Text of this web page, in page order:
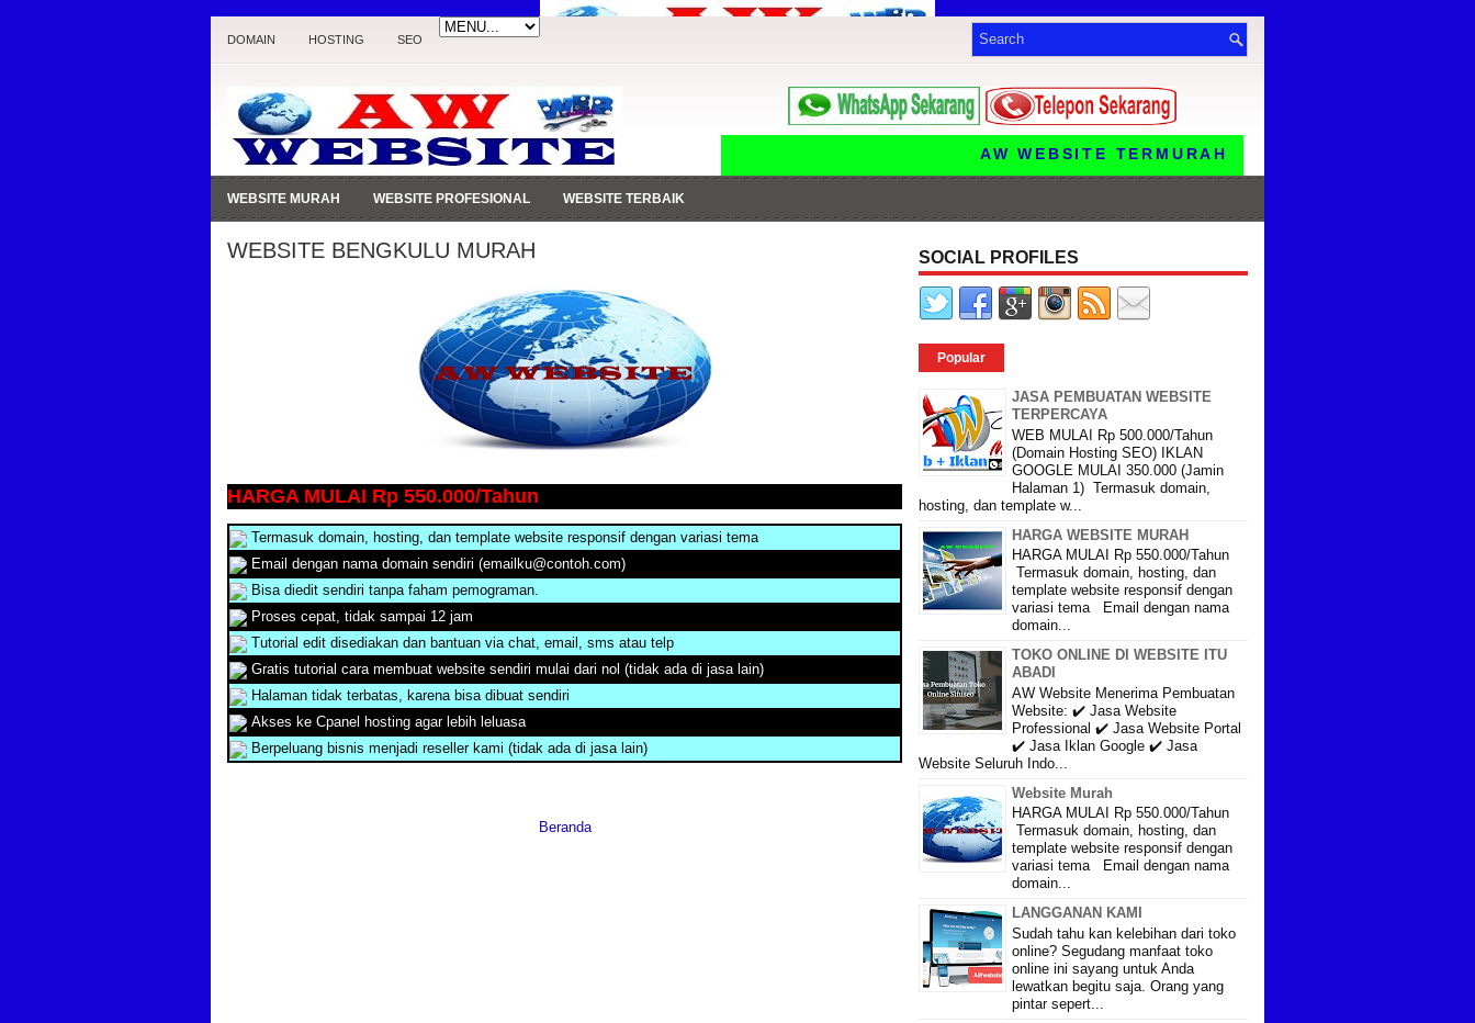
DOMAIN HOSTING SEO
AW WEBSITE TERMURAH HANYA Rp 550.000 FULL.
WEBSITE MURAH WEBSITE PROFESIONAL WEBSITE TERBAIK
WEBSITE BENGKULU MURAH
HARGA MULAI Rp 550.000/Tahun
Termasuk domain, hosting, dan template website responsif dengan variasi tema
Email dengan nama domain sendiri (emailku@contoh.com)
Bisa diedit sendiri tanpa faham pemograman.
Proses cepat, tidak sampai 12 jam
Tutorial edit disediakan dan bantuan via chat, email, sms atau telp
Gratis tutorial cara membuat website sendiri mulai dari nol (tidak ada di jasa lain)
Halaman tidak terbatas, karena bisa dibuat sendiri
Akses ke Cpanel hosting agar lebih leluasa
Berpeluang bisnis menjadi reseller kami (tidak ada di jasa lain)
Beranda
SOCIAL PROFILES
Popular
JASA PEMBUATAN WEBSITE
TERPERCAYA
WEB MULAI Rp 500.000/Tahun
(Domain Hosting SEO) IKLAN
GOOGLE MULAI 350.000 (Jamin
Halaman 1) Termasuk domain,
hosting, dan template w...
HARGA WEBSITE MURAH
HARGA MULAI Rp 550.000/Tahun
Termasuk domain, hosting, dan
template website responsif dengan
variasi tema Email dengan nama
domain...
TOKO ONLINE DI WEBSITE ITU
ABADI
AW Website Menerima Pembuatan
Website: ✔️ Jasa Website
Professional ✔️ Jasa Website Portal
✔️ Jasa Iklan Google ✔️ Jasa
Website Seluruh Indo...
Website Murah
HARGA MULAI Rp 550.000/Tahun
Termasuk domain, hosting, dan
template website responsif dengan
variasi tema Email dengan nama
domain...
LANGGANAN KAMI
Sudah tahu kan kelebihan dari toko
online? Segudang manfaat toko
online ini sayang untuk Anda
lewatkan begitu saja. Orang yang
pintar sepert...